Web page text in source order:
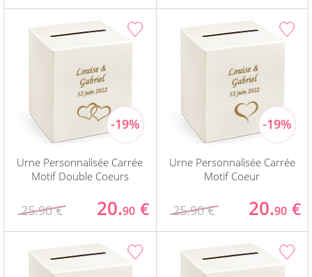
Urne Personnalisée Carrée
Motif Double Coeurs
25.90 € 20.90 €
Urne Personnalisée Carrée
Motif Coeur
25.90 € 20.90 €